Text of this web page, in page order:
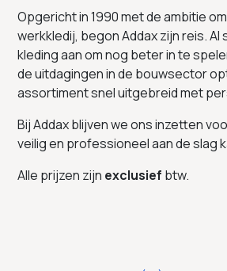
Opgericht in 1990 met de ambitie
werkkledij, begon Addax zijn reis.
kleding aan om nog beter in te
de uitdagingen in de bouwsector
assortiment snel uitgebreid met
Bij Addax blijven we ons inzetten
veilig en professioneel aan de slag
Alle prijzen zijn exclusief btw.